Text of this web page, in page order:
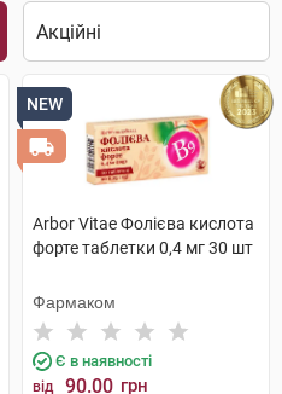
NEW
Arbor Vitae Фолієва кислота
форте таблетки 0,4 мг 30 шт
Фармаком
Є в наявності
від 90.00 грн